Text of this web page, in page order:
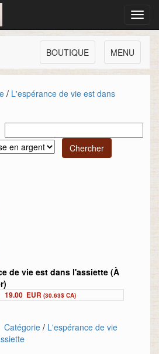
MENU
BOUTIQUE
/ L'espérance de vie est dans
de vie est dans l'assiette (À
19.00 EUR (30.63$ CA)
Catégorie / L'espérance de vie